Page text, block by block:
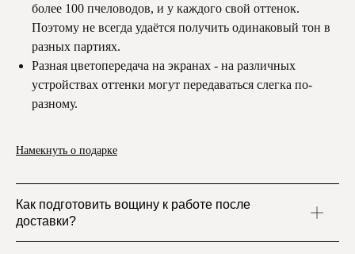
более 100 пчеловодов, и у каждого свой оттенок.
Поэтому не всегда удаётся получить одинаковый тон в
разных партиях.
Разная цветопередача на экранах - на различных
устройствах оттенки могут передаваться слегка по-
разному.
Намекнуть о подарке
Как подготовить вощину к работе после
доставки?